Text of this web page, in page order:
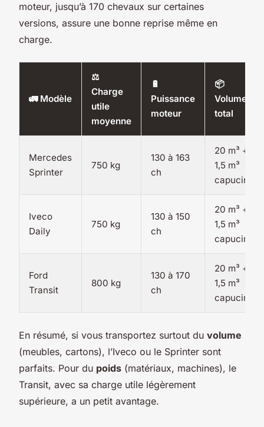
moteur, jusqu’à 170 chevaux sur certaines
versions, assure une bonne reprise même en
charge.
🚛 Modèle
⚖️
Charge
utile
moyenne
🔋
Puissance
moteur
📦
Volume
total
Mercedes
Sprinter
750 kg
130 à 163
ch
20 m³ +
1,5 m³
capucine
Iveco
Daily
750 kg
130 à 150
ch
20 m³ +
1,5 m³
capucine
Ford
Transit
800 kg
130 à 170
ch
20 m³ +
1,5 m³
capucine
En résumé, si vous transportez surtout du volume
(meubles, cartons), l’Iveco ou le Sprinter sont
parfaits. Pour du poids (matériaux, machines), le
Transit, avec sa charge utile légèrement
supérieure, a un petit avantage.